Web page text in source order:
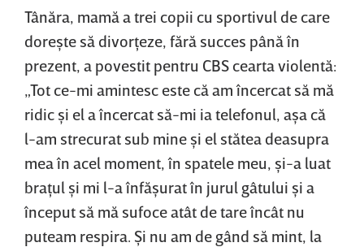
Tânăra, mamă a trei copii cu sportivul de care
doreşte să divorţeze, fără succes până în
prezent, a povestit pentru CBS cearta violentă:
„Tot ce-mi amintesc este că am încercat să mă
ridic şi el a încercat să-mi ia telefonul, aşa că
l-am strecurat sub mine şi el stătea deasupra
mea în acel moment, în spatele meu, şi-a luat
braţul şi mi l-a înfăşurat în jurul gâtului şi a
început să mă sufoce atât de tare încât nu
puteam respira. Şi nu am de gând să mint, la